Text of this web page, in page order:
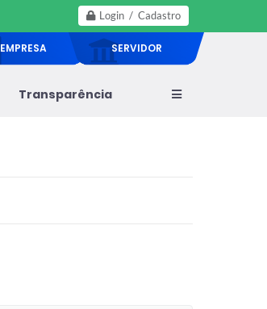
Login / Cadastro
EMPRESA SERVIDOR
Transparência